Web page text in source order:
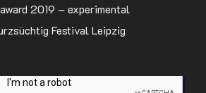
2019 – experimental
Festival Leipzig